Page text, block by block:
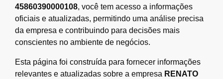
45860390000108, você tem acesso a informações
oficiais e atualizadas, permitindo uma análise precisa
da empresa e contribuindo para decisões mais
conscientes no ambiente de negócios.
Esta página foi construída para fornecer informações
relevantes e atualizadas sobre a empresa RENATO